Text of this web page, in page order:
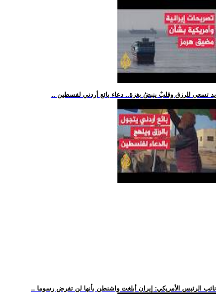
.. يد تسعى للرزق وقلبٌ ينبضُ بغزة.. دعاء بائع أردني لفسطين
.. نائب الرئيس الأمريكي: إيران أبلغت واشنطن بأنها لن تفرض رسوما